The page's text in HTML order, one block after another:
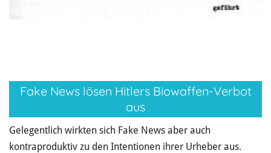
Fake News lösen Hitlers Biowaffen-Verbot
aus
Gelegentlich wirkten sich Fake News aber auch
kontraproduktiv zu den Intentionen ihrer Urheber aus.